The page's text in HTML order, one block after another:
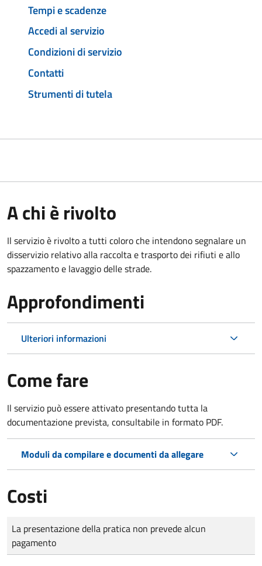
Tempi e scadenze
Accedi al servizio
Condizioni di servizio
Contatti
Strumenti di tutela
A chi è rivolto
Il servizio è rivolto a tutti coloro che intendono segnalare un
disservizio relativo alla raccolta e trasporto dei rifiuti e allo
spazzamento e lavaggio delle strade.
Approfondimenti
Ulteriori informazioni
Come fare
Il servizio può essere attivato presentando tutta la
documentazione prevista, consultabile in formato PDF.
Moduli da compilare e documenti da allegare
Costi
Tipo di pagamento
Importo
La presentazione della pratica non prevede alcun
pagamento